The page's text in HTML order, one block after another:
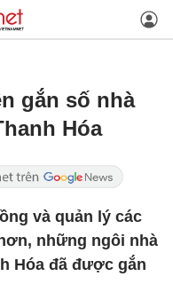
gắn số nhà
Hóa
và quản lý các
những ngôi nhà
Hóa đã được gắn